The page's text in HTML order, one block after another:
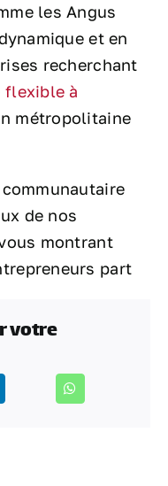
les Angus
et en
recherchant
flexible à
métropolitaine
de nos
montrant
part
votre